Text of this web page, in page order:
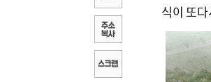
식이 또